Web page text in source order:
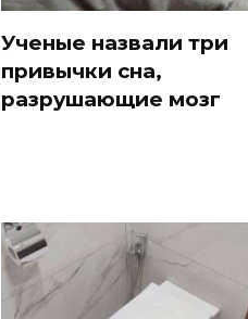
Ученые назвали три
привычки сна,
разрушающие мозг